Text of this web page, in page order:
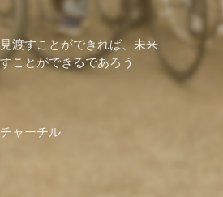
渡すことができれば、未来
ことができるであろう
ャーチル